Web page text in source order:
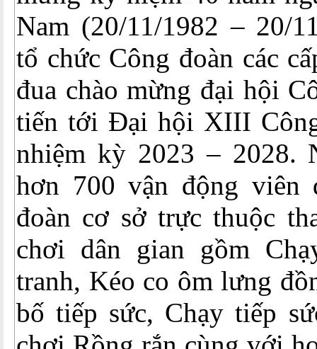
Nam (20/11/1982 – 20/
tổ chức Công đoàn các
đua chào mừng đại hội
tiến tới Đại hội XIII
nhiệm kỳ 2023 – 2028.
hơn 700 vận động viên
đoàn cơ sở trực thuộc
chơi dân gian gồm
tranh, Kéo co ôm lưng
bố tiếp sức, Chạy tiếp